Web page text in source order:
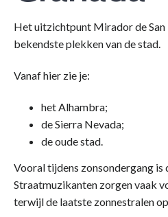
Het uitzichtpunt Mirador de San
bekendste plekken van de stad.
Vanaf hier zie je:
het Alhambra;
de Sierra Nevada;
de oude stad.
Vooral tijdens zonsondergang
Straatmuzikanten zorgen vaak
terwijl de laatste zonnestralen